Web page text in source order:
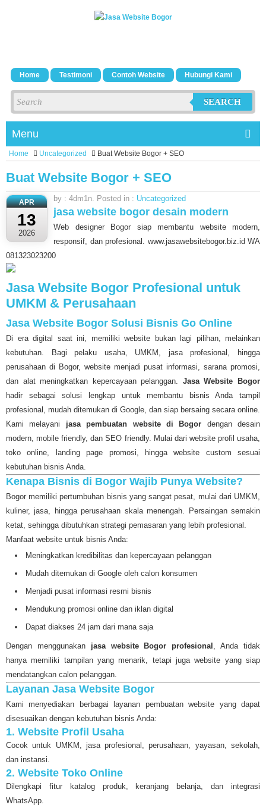
Home Testimoni Contoh Website Hubungi Kami
SEARCH
Menu
Home Uncategorized Buat Website Bogor + SEO
Buat Website Bogor + SEO
APR
13
2026
by : 4dm1n. Posted in : Uncategorized
jasa website bogor desain modern
Web designer Bogor siap membantu website modern,
responsif, dan profesional. www.jasawebsitebogor.biz.id WA
081323023200
Jasa Website Bogor Profesional untuk
UMKM & Perusahaan
Jasa Website Bogor Solusi Bisnis Go Online
Di era digital saat ini, memiliki website bukan lagi pilihan, melainkan
kebutuhan. Bagi pelaku usaha, UMKM, jasa profesional, hingga
perusahaan di Bogor, website menjadi pusat informasi, sarana promosi,
dan alat meningkatkan kepercayaan pelanggan. Jasa Website Bogor
hadir sebagai solusi lengkap untuk membantu bisnis Anda tampil
profesional, mudah ditemukan di Google, dan siap bersaing secara online.
Kami melayani jasa pembuatan website di Bogor dengan desain
modern, mobile friendly, dan SEO friendly. Mulai dari website profil usaha,
toko online, landing page promosi, hingga website custom sesuai
kebutuhan bisnis Anda.
Kenapa Bisnis di Bogor Wajib Punya Website?
Bogor memiliki pertumbuhan bisnis yang sangat pesat, mulai dari UMKM,
kuliner, jasa, hingga perusahaan skala menengah. Persaingan semakin
ketat, sehingga dibutuhkan strategi pemasaran yang lebih profesional.
Manfaat website untuk bisnis Anda:
Meningkatkan kredibilitas dan kepercayaan pelanggan
Mudah ditemukan di Google oleh calon konsumen
Menjadi pusat informasi resmi bisnis
Mendukung promosi online dan iklan digital
Dapat diakses 24 jam dari mana saja
Dengan menggunakan jasa website Bogor profesional , Anda tidak
hanya memiliki tampilan yang menarik, tetapi juga website yang siap
mendatangkan calon pelanggan.
Layanan Jasa Website Bogor
Kami menyediakan berbagai layanan pembuatan website yang dapat
disesuaikan dengan kebutuhan bisnis Anda:
1. Website Profil Usaha
Cocok untuk UMKM, jasa profesional, perusahaan, yayasan, sekolah,
dan instansi.
2. Website Toko Online
Dilengkapi fitur katalog produk, keranjang belanja, dan integrasi
WhatsApp.